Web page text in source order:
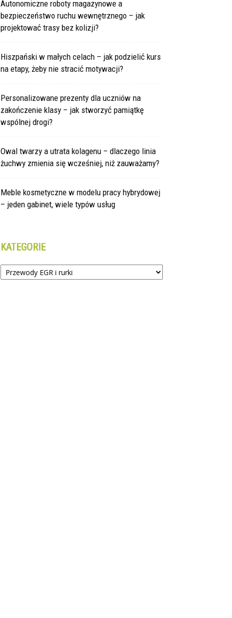
Autonomiczne roboty magazynowe a
bezpieczeństwo ruchu wewnętrznego – jak
projektować trasy bez kolizji?
Hiszpański w małych celach – jak podzielić kurs
na etapy, żeby nie stracić motywacji?
Personalizowane prezenty dla uczniów na
zakończenie klasy – jak stworzyć pamiątkę
wspólnej drogi?
Owal twarzy a utrata kolagenu – dlaczego linia
żuchwy zmienia się wcześniej, niż zauważamy?
Meble kosmetyczne w modelu pracy hybrydowej
– jeden gabinet, wiele typów usług
KATEGORIE
Kategorie